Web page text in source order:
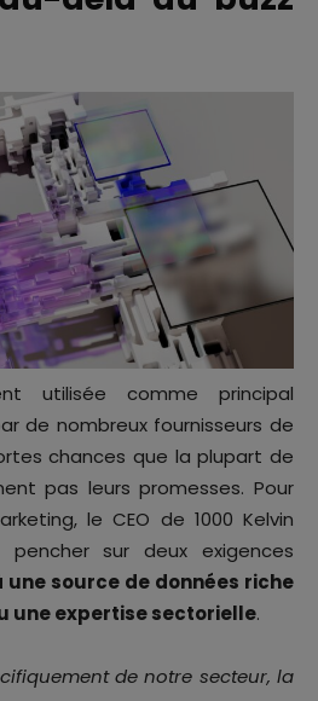
utilisée comme principal
de nombreux fournisseurs de
chances que la plupart de
pas leurs promesses. Pour
le CEO de 1000 Kelvin
sur deux exigences
une source de données riche
une expertise sectorielle.
de notre secteur, la